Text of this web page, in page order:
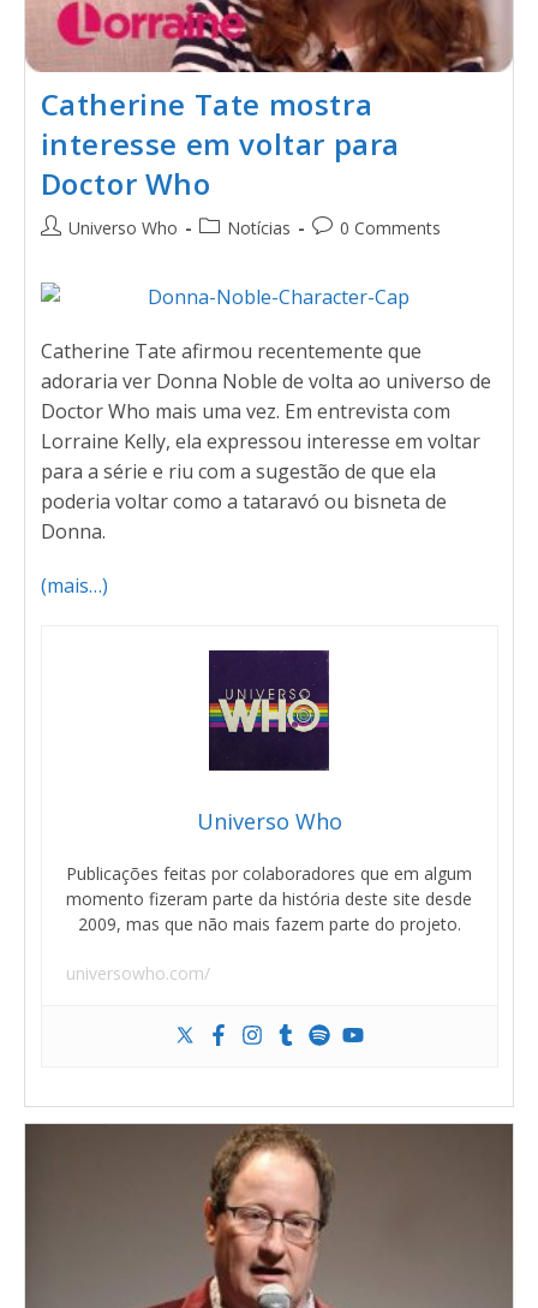
Catherine Tate mostra
interesse em voltar para
Doctor Who
Universo Who Notícias 0 Comments
Catherine Tate afirmou recentemente que
adoraria ver Donna Noble de volta ao universo de
Doctor Who mais uma vez. Em entrevista com
Lorraine Kelly, ela expressou interesse em voltar
para a série e riu com a sugestão de que ela
poderia voltar como a tataravó ou bisneta de
Donna.
(mais…)
Universo Who
Publicações feitas por colaboradores que em algum
momento fizeram parte da história deste site desde
2009, mas que não mais fazem parte do projeto.
universowho.com/